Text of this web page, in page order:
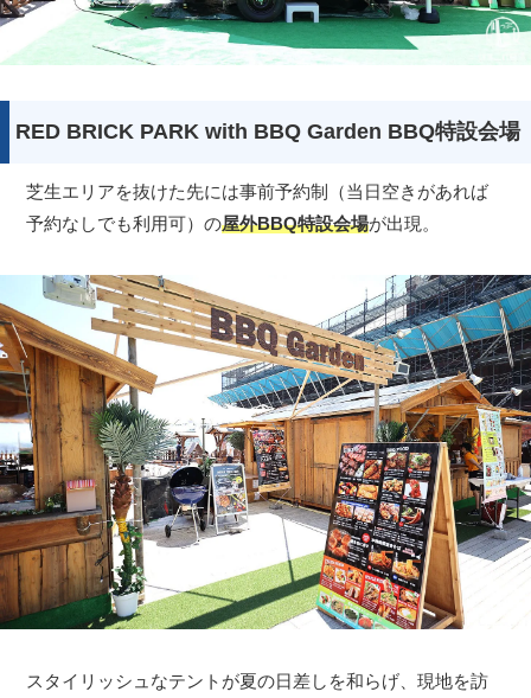
RED BRICK PARK with BBQ Garden BBQ特設会場
芝生エリアを抜けた先には事前予約制（当日空きがあれば
予約なしでも利用可）の屋外BBQ特設会場が出現。
スタイリッシュなテントが夏の日差しを和らげ、現地を訪